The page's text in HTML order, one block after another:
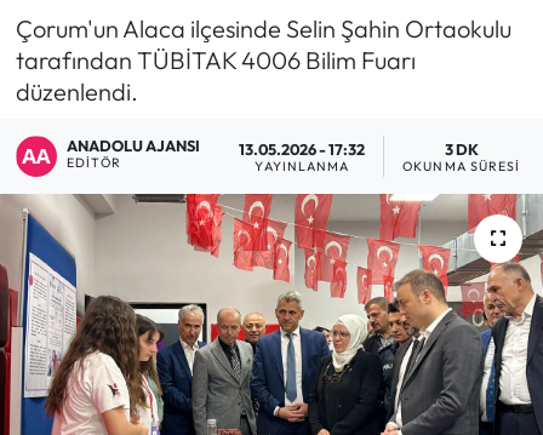
Çorum'un Alaca ilçesinde Selin Şahin Ortaokulu
tarafından TÜBİTAK 4006 Bilim Fuarı
düzenlendi.
ANADOLU AJANSI
EDITÖR
13.05.2026 - 17:32
YAYINLANMA
3 DK
OKUNMA SÜRESI
Bilim ve Teknoloji
Boğazkale Haberleri
Çorum Son Dakika Haberleri
Dodurga Haberleri
Eğitim
Ekonomi
Çorum Trafik Yoğunluk Haritası
TFF 1.Lig Puan Durumu ve Fikstür
Son Dakika Haberleri
Haber Arşivi